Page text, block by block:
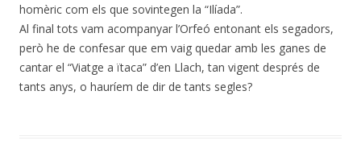
homèric com els que sovintegen la “Ilíada”.
Al final tots vam acompanyar l’Orfeó entonant els segadors,
però he de confesar que em vaig quedar amb les ganes de
cantar el “Viatge a ïtaca” d’en Llach, tan vigent després de
tants anys, o hauríem de dir de tants segles?